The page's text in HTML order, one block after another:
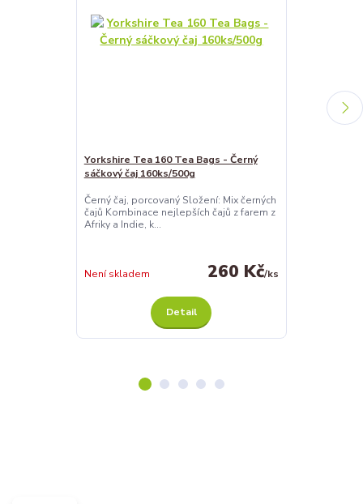
Yorkshire Tea 160 Tea Bags - Černý
sáčkový čaj 160ks/500g
Černý čaj, porcovaný Složení: Mix černých
čajů Kombinace nejlepších čajů z farem z
Afriky a Indie, k...
260 Kč/ks
Není skladem
Detail